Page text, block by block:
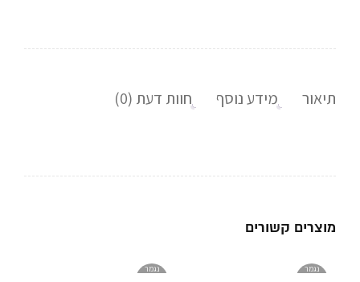
תיאור מידע נוסף חוות דעת (0)
מוצרים קשורים
נגמר
נגמר